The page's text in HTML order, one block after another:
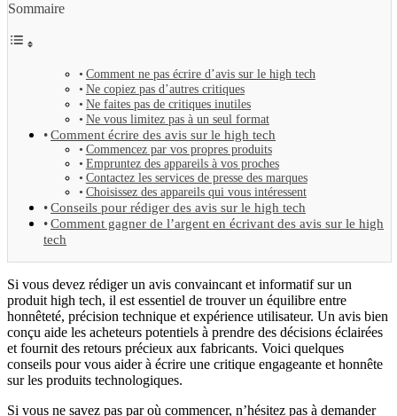
Sommaire
Comment ne pas écrire d’avis sur le high tech
Ne copiez pas d’autres critiques
Ne faites pas de critiques inutiles
Ne vous limitez pas à un seul format
Comment écrire des avis sur le high tech
Commencez par vos propres produits
Empruntez des appareils à vos proches
Contactez les services de presse des marques
Choisissez des appareils qui vous intéressent
Conseils pour rédiger des avis sur le high tech
Comment gagner de l’argent en écrivant des avis sur le high
tech
Si vous devez rédiger un avis convaincant et informatif sur un
produit high tech, il est essentiel de trouver un équilibre entre
honnêteté, précision technique et expérience utilisateur. Un avis bien
conçu aide les acheteurs potentiels à prendre des décisions éclairées
et fournit des retours précieux aux fabricants. Voici quelques
conseils pour vous aider à écrire une critique engageante et honnête
sur les produits technologiques.
Si vous ne savez pas par où commencer, n’hésitez pas à demander